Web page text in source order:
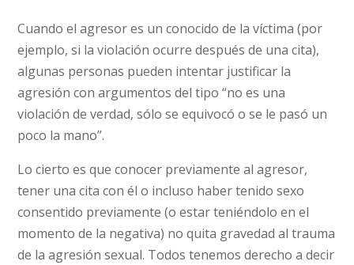
Cuando el agresor es un conocido de la víctima (por
ejemplo, si la violación ocurre después de una cita),
algunas personas pueden intentar justificar la
agresión con argumentos del tipo “no es una
violación de verdad, sólo se equivocó o se le pasó un
poco la mano”.
Lo cierto es que conocer previamente al agresor,
tener una cita con él o incluso haber tenido sexo
consentido previamente (o estar teniéndolo en el
momento de la negativa) no quita gravedad al trauma
de la agresión sexual. Todos tenemos derecho a decir